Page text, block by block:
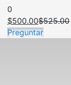
0
$500.00$525.00
Preguntar